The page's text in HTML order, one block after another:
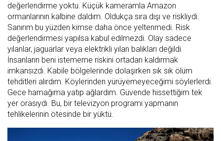
değerlendirme yoktu. Küçük kameramla Amazon
ormanlarının kalbine daldım. Oldukça sıra dışı ve riskliydi.
Sanırım bu yüzden kimse daha önce yeltenmedi. Risk
değerlendirmesi yapılsa kabul edilmezdi. Olay sadece
yılanlar, jaguarlar veya elektrikli yılan balıkları değildi.
İnsanların beni istememe riskini ortadan kaldırmak
imkansızdı. Kabile bölgelerinde dolaşırken sık sık ölüm
tehditleri alırdım. Köylerinden yürüyemeyeceğimi söylerlerdi.
Gece hamağıma yatıp ağlardım. Güvende hissettiğim tek
yer orasıydı. Bu, bir televizyon programı yapmanın
tehlikelerinin ötesinde bir yüktü.